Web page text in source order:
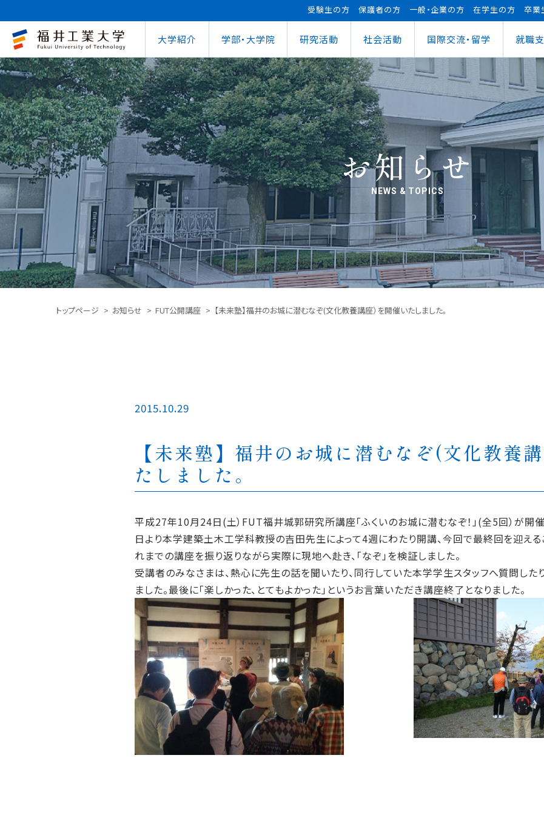
受験生の方 保護者の方 一般・企業の方 在学生の方 卒業
大学紹介
大学概要教育情報の公表
大学概要
教育情報の公表
学びの特色
教員紹介
キャンパス案内
図書館
第62回大学祭
式辞集
学部・大学院
工学部
電気電子情報工学科
機械工学科
建築土木工学科
原子力技術応用工学科
環境学部
環境食品応用化学科
デザイン学科
経営情報学部
経営情報学科
ス
ス
研究活動
地域連携研究推進センター研究シーズ紹介
地域連携研究推進センター
教育研究業績情報
研究シーズ紹介
研究紀要
外国人研究者招へい・受入れ
研究情報
AI&IoTセンター
まちづくりデザインセンター
ウェルネス＆スポーツサイエンスセンター
未来ロボティクスセンター
社会活動
自治体との連携FUT公開講座
自治体との連携
FUT公開講座
出前講義・出前実験
未来塾 講演会
科学実験キャラバン
ロボット事業
FUTブラス
スポーツ教室
その他活動
活動レポート
国際交流・留学
インターナショナルセンターOCPS
海外留学プログラム
インターナショナルセンター
国際交流
海外留学プログラム（OCPS）
文化交流
【重要】海外へ渡航するみなさんへ
就職
キャリアセンター就職実績
キャリアセンター
就職⽀援プログラム
インターンシップ
就職実績
資格取得
就職⽀援ナビ
企業の方へ
求人・説明会のお申し込み
キャリアセンターとの面談
学費等納⼊⾦在学⽣向け奨学⾦
学費等納⼊⾦
在学⽣向け奨学⾦
受験⽣向け奨学⾦
⽇本学⽣⽀援機構奨学⾦ 給付奨学⾦
⽇本学⽣⽀援機構奨学⾦ 貸与奨学⾦
教育ローン
授業料等の減免制度
寮・下宿のご案内SSLプロジェクト
学⽣⽣活⽀援室
学習⽀援室
情報メディアセンター
SSLプロジェクト
学⽣保険
医務情報
障害学⽣⽀援
寮・下宿のご案内
クラブ活動支援センター
学習管理システム（manaba）WEBシラバス
学習管理システム（manaba）
学生ポータルシステム（学外からの接続）
WEBシラバス
お知らせ
NEWS & TOPICS
トップページ お知らせ FUT公開講座 【未来塾】福井のお城に潜むなぞ(文化教養講座）を開催いたしました。
2015.10.29
【未来塾】福井のお城に潜むなぞ(文化教養
たしました。
平成27年10月24日(土）FUT福井城郭研究所講座「ふくいのお城に潜むなぞ！」(全5回）が開
日より本学建築土木工学科教授の吉田先生によって4週にわたり開講、今回で最終回を迎える
れまでの講座を振り返りながら実際に現地へ赴き、「なぞ」を検証しました。
受講者のみなさまは、熱心に先生の話を聞いたり、同行していた本学学生スタッフへ質問した
ました。最後に「楽しかった、とてもよかった」というお言葉いただき講座終了となりました。